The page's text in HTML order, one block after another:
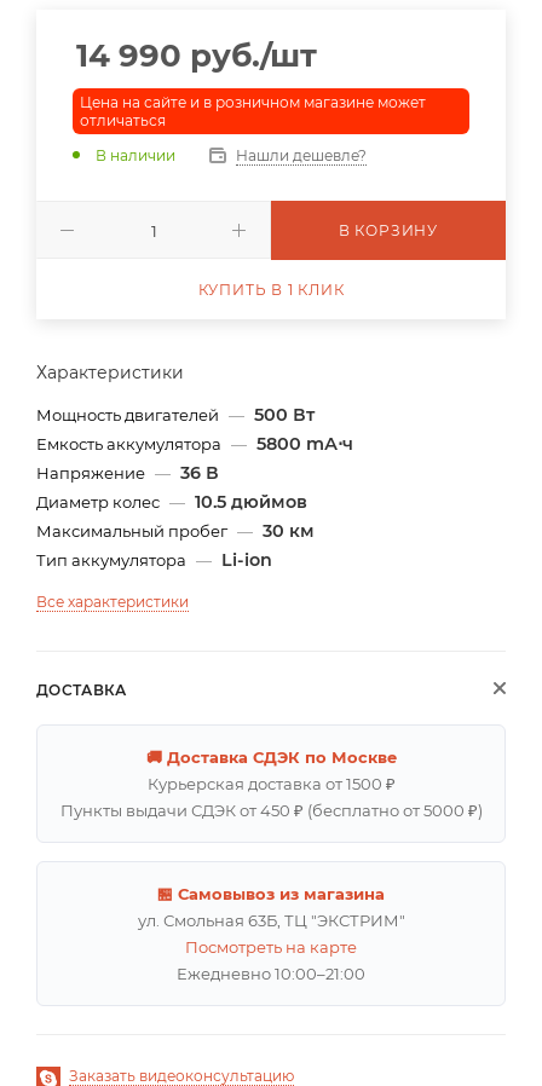
Характеристики
Мощность двигателей — 500 Вт
Емкость аккумулятора — 5800 mА⋅ч
Напряжение — 36 В
Диаметр колес — 10.5 дюймов
Максимальный пробег — 30 км
Тип аккумулятора — Li-ion
Все характеристики
ДОСТАВКА
🚚 Доставка СДЭК по Москве
Курьерская доставка от 1500 ₽
Пункты выдачи СДЭК от 450 ₽ (бесплатно от 5000 ₽)
🏪 Самовывоз из магазина
ул. Смольная 63Б, ТЦ "ЭКСТРИМ"
Посмотреть на карте
Ежедневно 10:00–21:00
Заказать видеоконсультацию
14 990 руб./шт
Цена на сайте и в розничном магазине может
отличаться
В наличии
Нашли дешевле?
В КОРЗИНУ
КУПИТЬ В 1 КЛИК